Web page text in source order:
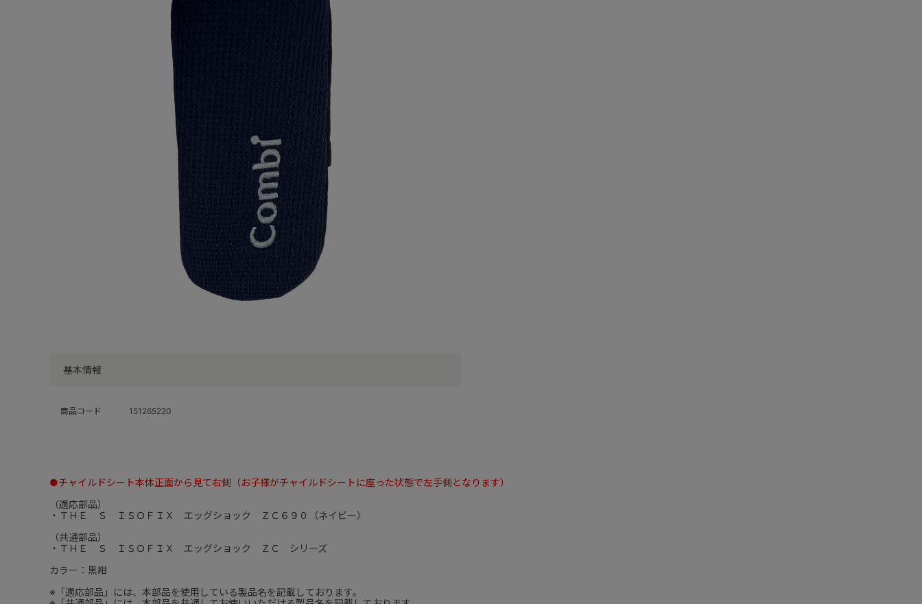
基本情報
商品コード 151265220
●チャイルドシート本体正面から見て右側（お子様がチャイルドシートに座った状態で左手側となります）
（適応部品）
・ＴＨＥ Ｓ ＩＳＯＦＩＸ エッグショック ＺＣ６９０（ネイビー）
（共通部品）
・ＴＨＥ Ｓ ＩＳＯＦＩＸ エッグショック ＺＣ シリーズ
カラー：黒紺
※「適応部品」には、本部品を使用している製品名を記載しております。